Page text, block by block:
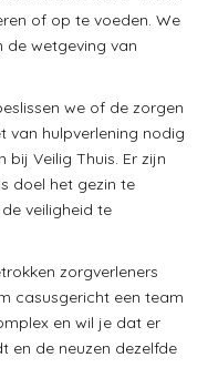
of op te voeden. We
de wetgeving van
we of de zorgen
van hulpverlening nodig
Veilig Thuis. Er zijn
doel het gezin te
veiligheid te
zorgverleners
casusgericht een team
en wil je dat er
en de neuzen dezelfde